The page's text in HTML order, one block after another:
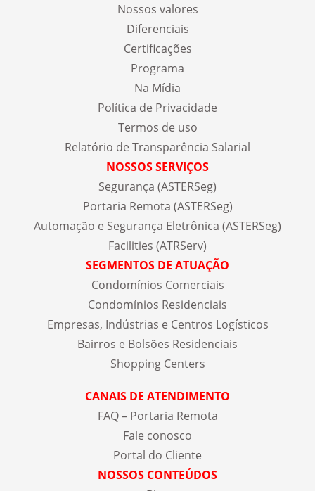
Nossos valores
Diferenciais
Certificações
Programa
Na Mídia
Política de Privacidade
Termos de uso
Relatório de Transparência Salarial
NOSSOS SERVIÇOS
Segurança (ASTERSeg)
Portaria Remota (ASTERSeg)
Automação e Segurança Eletrônica (ASTERSeg)
Facilities (ATRServ)
SEGMENTOS DE ATUAÇÃO
Condomínios Comerciais
Condomínios Residenciais
Empresas, Indústrias e Centros Logísticos
Bairros e Bolsões Residenciais
Shopping Centers
CANAIS DE ATENDIMENTO
FAQ – Portaria Remota
Fale conosco
Portal do Cliente
NOSSOS CONTEÚDOS